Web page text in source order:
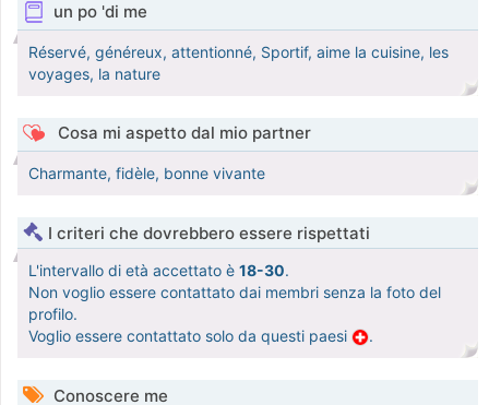
un po 'di me
Réservé, généreux, attentionné, Sportif, aime la cuisine, les
voyages, la nature
Cosa mi aspetto dal mio partner
Charmante, fidèle, bonne vivante
I criteri che dovrebbero essere rispettati
L'intervallo di età accettato è 18-30.
Non voglio essere contattato dai membri senza la foto del
profilo.
Voglio essere contattato solo da questi paesi
.
Conoscere me